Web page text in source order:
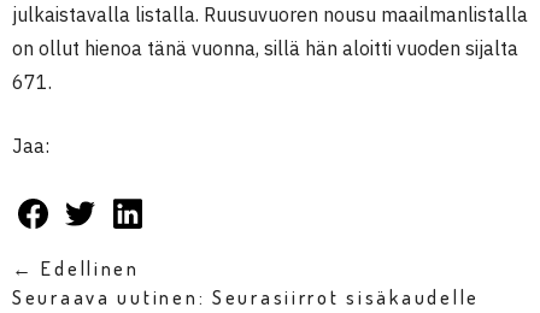
julkaistavalla listalla. Ruusuvuoren nousu maailmanlistalla
on ollut hienoa tänä vuonna, sillä hän aloitti vuoden sijalta
671.
Jaa:
← Edellinen
Seuraava uutinen: Seurasiirrot sisäkaudelle